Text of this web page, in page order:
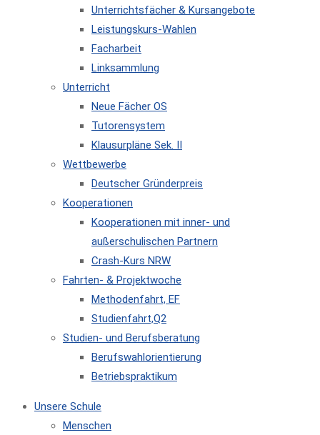
Unterrichtsfächer & Kursangebote
Leistungskurs-Wahlen
Facharbeit
Linksammlung
Unterricht
Neue Fächer OS
Tutorensystem
Klausurpläne Sek. II
Wettbewerbe
Deutscher Gründerpreis
Kooperationen
Kooperationen mit inner- und
außerschulischen Partnern
Crash-Kurs NRW
Fahrten- & Projektwoche
Methodenfahrt, EF
Studienfahrt,Q2
Studien- und Berufsberatung
Berufswahlorientierung
Betriebspraktikum
Unsere Schule
Menschen